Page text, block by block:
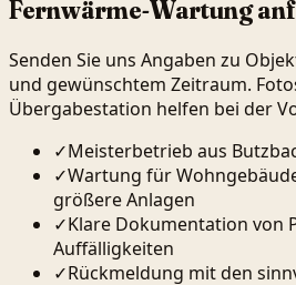
Fernwärme-Wartung
Senden Sie uns Angaben zu
und gewünschtem Zeitraum.
Übergabestation helfen bei der
✓Meisterbetrieb aus
✓Wartung für
größere Anlagen
✓Klare Dokumentation von
Auffälligkeiten
✓Rückmeldung mit den